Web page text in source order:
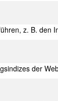
z. B.
der